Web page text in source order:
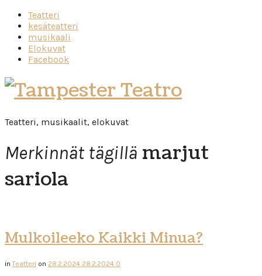
Teatteri
kesäteatteri
musikaali
Elokuvat
Facebook
Tampester
Teatro
Teatteri, musikaalit, elokuvat
Merkinnät tägillä marjut
sariola
Mulkoileeko Kaikki Minua?
inTeatteri on 28.2.2024 28.2.2024 0